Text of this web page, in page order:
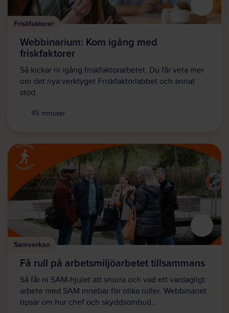
Friskfaktorer
Webbinarium: Kom igång med
friskfaktorer
Så kickar ni igång friskfaktorarbetet. Du får veta mer
om det nya verktyget Friskfaktorlabbet och annat
stöd.
45 minuter
Samverkan
Få rull på arbetsmiljöarbetet tillsammans
Så får ni SAM-hjulet att snurra och vad ett vardagligt
arbete med SAM innebär för olika roller. Webbinariet
tipsar om hur chef och skyddsombud…